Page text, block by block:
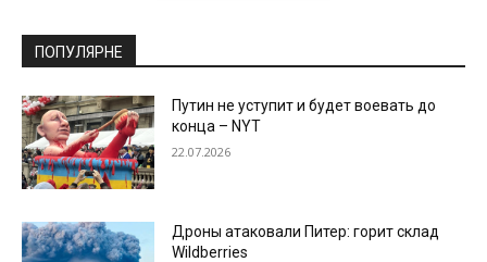
ПОПУЛЯРНЕ
Путин не уступит и будет воевать до
конца – NYT
22.07.2026
Дроны атаковали Питер: горит склад
Wildberries